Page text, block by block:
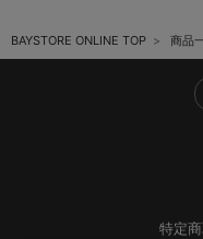
BAYSTORE ONLINE TOP 商品
特定